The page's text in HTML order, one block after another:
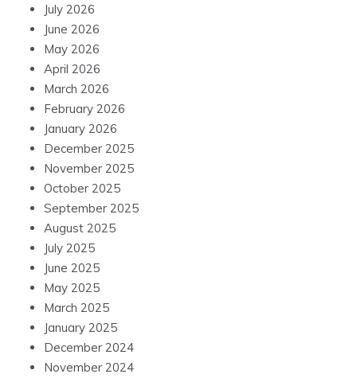
July 2026
June 2026
May 2026
April 2026
March 2026
February 2026
January 2026
December 2025
November 2025
October 2025
September 2025
August 2025
July 2025
June 2025
May 2025
March 2025
January 2025
December 2024
November 2024